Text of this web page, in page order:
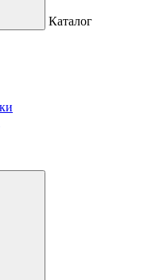
Каталог